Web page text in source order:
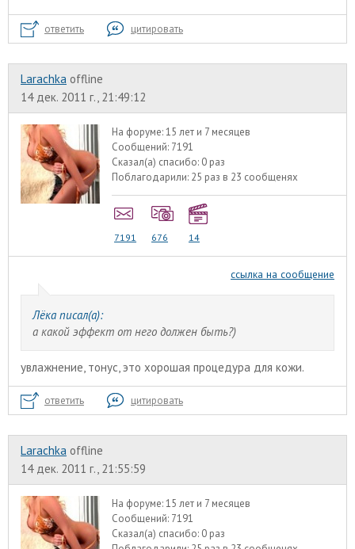
ответить цитировать
Larachka offline
14 дек. 2011 г., 21:49:12
На форуме:15 лет и 7 месяцев
Сообщений: 7191
Сказал(а) спасибо: 0 раз
Поблагодарили: 25 раз в 23 сообщенях
7191 676 14
ссылка на сообщение
Лёка писал(а):
а какой эффект от него должен быть?)
увлажнение, тонус, это хорошая процедура для кожи.
ответить цитировать
Larachka offline
14 дек. 2011 г., 21:55:59
На форуме:15 лет и 7 месяцев
Сообщений: 7191
Сказал(а) спасибо: 0 раз